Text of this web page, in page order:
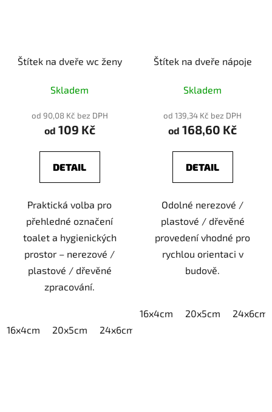
Štítek na dveře wc ženy
Skladem
od 90,08 Kč bez DPH
od 109 Kč
DETAIL
Praktická volba pro
přehledné označení
toalet a hygienických
prostor – nerezové /
plastové / dřevěné
zpracování.
16x4cm 20x5cm 24x6cm
Štítek na dveře nápoje
Skladem
od 139,34 Kč bez DPH
od 168,60 Kč
DETAIL
Odolné nerezové /
plastové / dřevěné
provedení vhodné pro
rychlou orientaci v
budově.
16x4cm 20x5cm 24x6cm